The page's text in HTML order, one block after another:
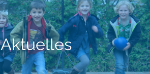
Aktuelles